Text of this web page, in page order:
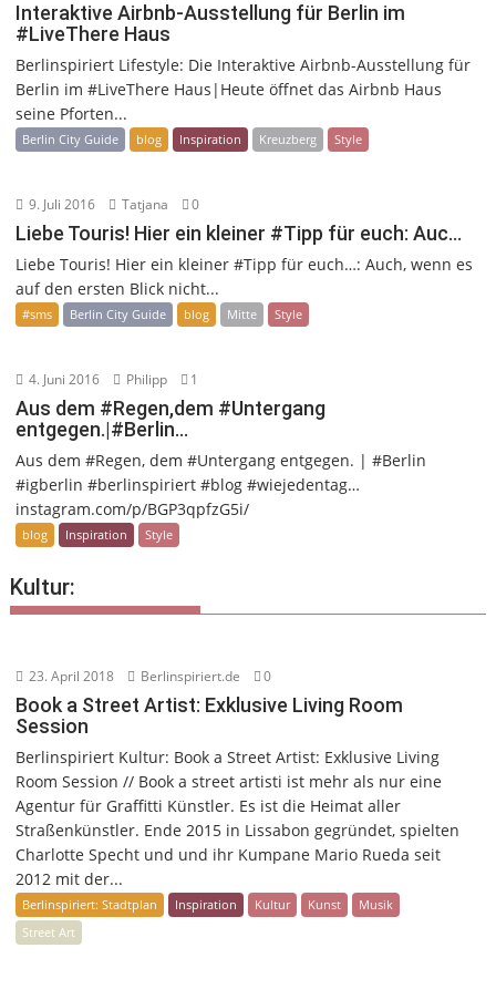
Interaktive Airbnb-Ausstellung für Berlin im
#LiveThere Haus
Berlinspiriert Lifestyle: Die Interaktive Airbnb-Ausstellung für
Berlin im #LiveThere Haus|Heute öffnet das Airbnb Haus
seine Pforten...
Berlin City Guide blog Inspiration Kreuzberg Style
9. Juli 2016 Tatjana 0
Liebe Touris! Hier ein kleiner #Tipp für euch: Auc…
Liebe Touris! Hier ein kleiner #Tipp für euch…: Auch, wenn es
auf den ersten Blick nicht...
#sms Berlin City Guide blog Mitte Style
4. Juni 2016 Philipp 1
Aus dem #Regen,dem #Untergang
entgegen.|#Berlin…
Aus dem #Regen, dem #Untergang entgegen. | #Berlin
#igberlin #berlinspiriert #blog #wiejedentag…
instagram.com/p/BGP3qpfzG5i/
blog Inspiration Style
Kultur:
23. April 2018 Berlinspiriert.de 0
Book a Street Artist: Exklusive Living Room
Session
Berlinspiriert Kultur: Book a Street Artist: Exklusive Living
Room Session // Book a street artisti ist mehr als nur eine
Agentur für Graffitti Künstler. Es ist die Heimat aller
Straßenkünstler. Ende 2015 in Lissabon gegründet, spielten
Charlotte Specht und und ihr Kumpane Mario Rueda seit
2012 mit der...
Berlinspiriert: Stadtplan Inspiration Kultur Kunst
Musik
Street Art